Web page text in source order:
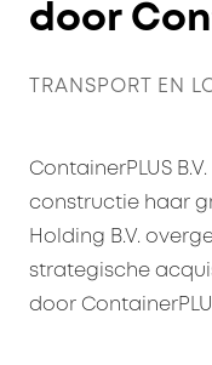
door
TRANSPORT EN
ContainerPLUS
constructie haar
Holding B.V.
strategische
door